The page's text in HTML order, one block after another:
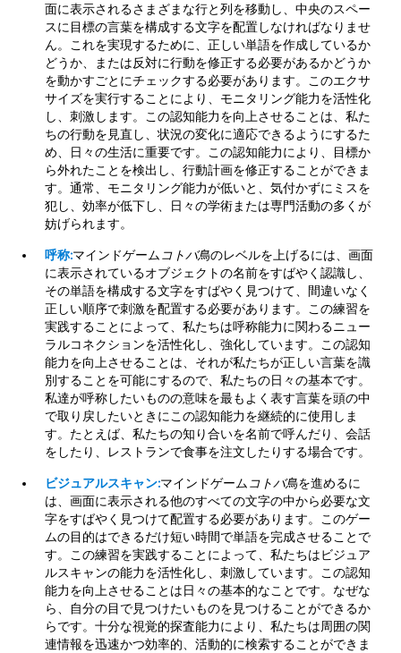
面に表示されるさまざまな行と列を移動し、中央のスペー
スに目標の言葉を構成する文字を配置しなければなりませ
ん。これを実現するために、正しい単語を作成しているか
どうか、または反対に行動を修正する必要があるかどうか
を動かすごとにチェックする必要があります。このエクサ
サイズを実行することにより、モニタリング能力を活性化
し、刺激します。この認知能力を向上させることは、私た
ちの行動を見直し、状況の変化に適応できるようにするた
め、日々の生活に重要です。この認知能力により、目標か
ら外れたことを検出し、行動計画を修正することができま
す。通常、モニタリング能力が低いと、気付かずにミスを
犯し、効率が低下し、日々の学術または専門活動の多くが
妨げられます。
呼称:マインドゲームコトバ鳥のレベルを上げるには、画面
に表示されているオブジェクトの名前をすばやく認識し、
その単語を構成する文字をすばやく見つけて、間違いなく
正しい順序で刺激を配置する必要があります。この練習を
実践することによって、私たちは呼称能力に関わるニュー
ラルコネクションを活性化し、強化しています。この認知
能力を向上させることは、それが私たちが正しい言葉を識
別することを可能にするので、私たちの日々の基本です。
私達が呼称したいものの意味を最もよく表す言葉を頭の中
で取り戻したいときにこの認知能力を継続的に使用しま
す。たとえば、私たちの知り合いを名前で呼んだり、会話
をしたり、レストランで食事を注文したりする場合です。
ビジュアルスキャン:マインドゲームコトバ鳥を進めるに
は、画面に表示される他のすべての文字の中から必要な文
字をすばやく見つけて配置する必要があります。このゲー
ムの目的はできるだけ短い時間で単語を完成させることで
す。この練習を実践することによって、私たちはビジュア
ルスキャンの能力を活性化し、刺激しています。この認知
能力を向上させることは日々の基本的なことです。なぜな
ら、自分の目で見つけたいものを見つけることができるか
らです。十分な視覚的探査能力により、私たちは周囲の関
連情報を迅速かつ効率的、活動的に検索することができま